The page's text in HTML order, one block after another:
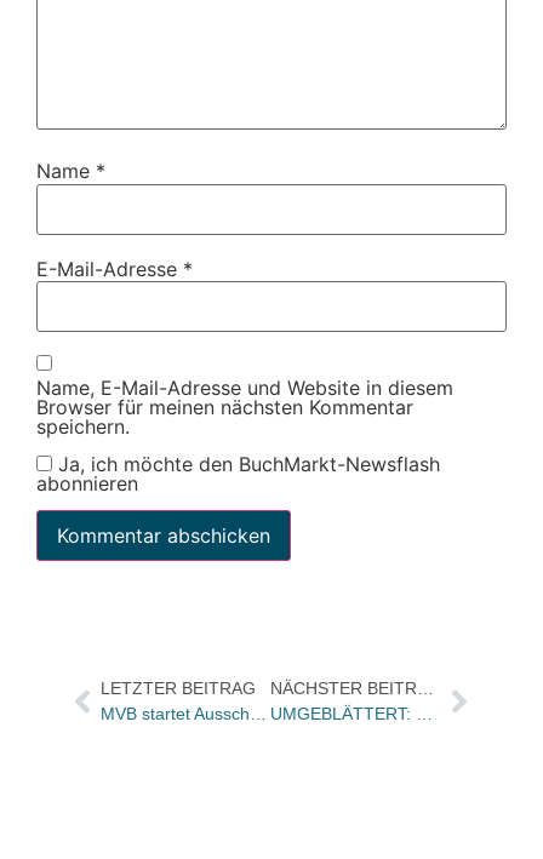
Name *
E-Mail-Adresse *
Name, E-Mail-Adresse und Website in diesem
Browser für meinen nächsten Kommentar
speichern.
Ja, ich möchte den BuchMarkt-Newsflash
abonnieren
LETZTER BEITRAG